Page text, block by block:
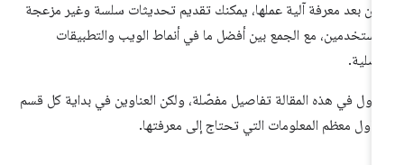
بعد معرفة آلية عملها، يمكنك تقديم تحديثات سلسة وغير مزعجة
مع الجمع بين أفضل ما في أنماط الويب والتطبيقات
في هذه المقالة تفاصيل مفصّلة، ولكن العناوين في بداية كل قسم
معظم المعلومات التي تحتاج إلى معرفتها.